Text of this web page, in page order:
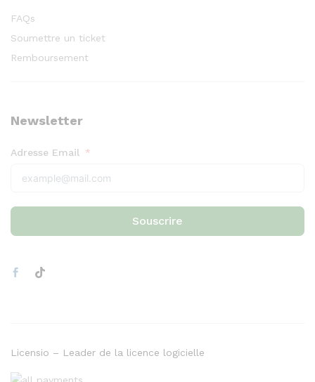
FAQs
Soumettre un ticket
Remboursement
Newsletter
Adresse Email
Souscrire
Licensio – Leader de la licence logicielle